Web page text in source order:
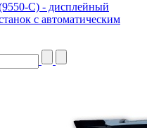
C) - дисплейный
с автоматическим